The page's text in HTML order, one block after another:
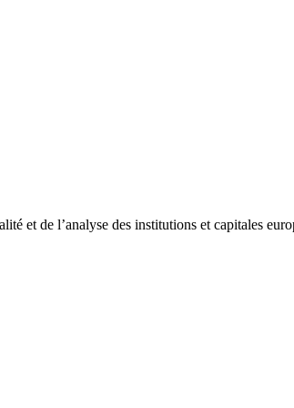
et de l’analyse des institutions et capitales